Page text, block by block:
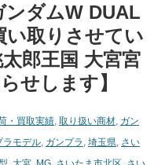
ダムW ​DUAL
い取りさせてい
郎王国 大宮宮
せします】
・買取実績, 取り扱い商材, ガン
ラモデル, ガンプラ , 埼玉県, さい